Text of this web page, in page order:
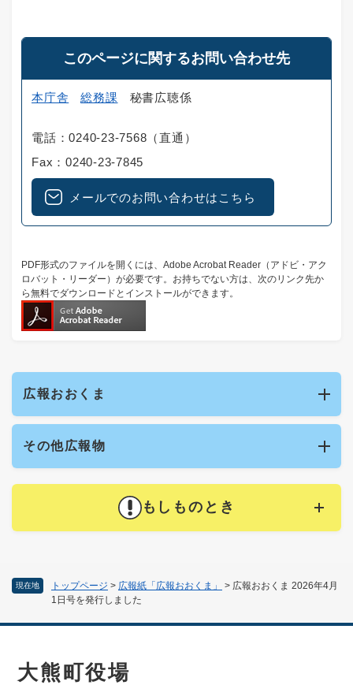
現在地 トップページ > 広報紙「広報おおくま」 > 広報おおくま 2026年4月
1日号を発行しました
このページに関するお問い合わせ先
本庁舎 総務課 秘書広聴係
電話：0240-23-7568（直通）
Fax：0240-23-7845
メールでのお問い合わせはこちら
PDF形式のファイルを開くには、Adobe Acrobat Reader（アドビ・アク
ロバット・リーダー）が必要です。お持ちでない方は、次のリンク先か
ら無料でダウンロードとインストールができます。
広報おおくま
その他広報物
もしものとき
大熊町役場